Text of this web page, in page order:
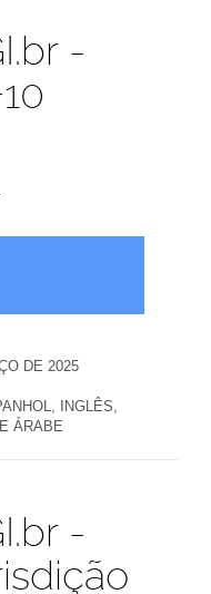
-
DE 2025
INGLÊS,
ÁRABE
-